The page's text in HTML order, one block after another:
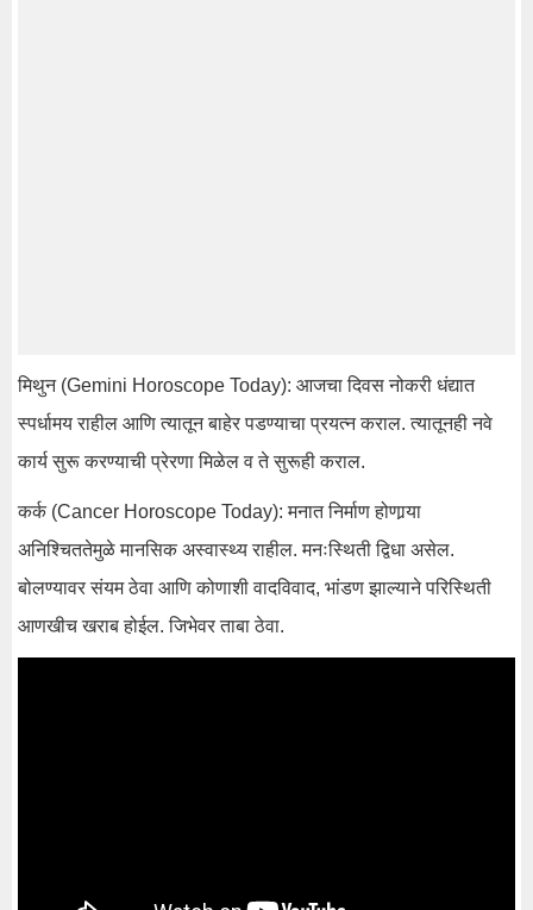
मिथुन (Gemini Horoscope Today): आजचा दिवस नोकरी धंद्यात
स्पर्धामय राहील आणि त्यातून बाहेर पडण्याचा प्रयत्न कराल. त्यातूनही नवे
कार्य सुरू करण्याची प्रेरणा मिळेल व ते सुरूही कराल.
कर्क (Cancer Horoscope Today): मनात निर्माण होणार्‍या
अनिश्चिततेमुळे मानसिक अस्वास्थ्य राहील. मनःस्थिती द्विधा असेल.
बोलण्यावर संयम ठेवा आणि कोणाशी वादविवाद, भांडण झाल्याने परिस्थिती
आणखीच खराब होईल. जिभेवर ताबा ठेवा.